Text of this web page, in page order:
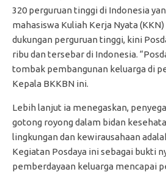
320 perguruan tinggi di Indonesia
mahasiswa Kuliah Kerja Nyata
dukungan perguruan tinggi, kini
ribu dan tersebar di Indonesia.
tombak pembangunan keluarga di
Kepala BKKBN ini.
Lebih lanjut ia menegaskan,
gotong royong dalam bidan
lingkungan dan kewirausahaan
Kegiatan Posdaya ini sebagai bukti
pemberdayaan keluarga mencapai